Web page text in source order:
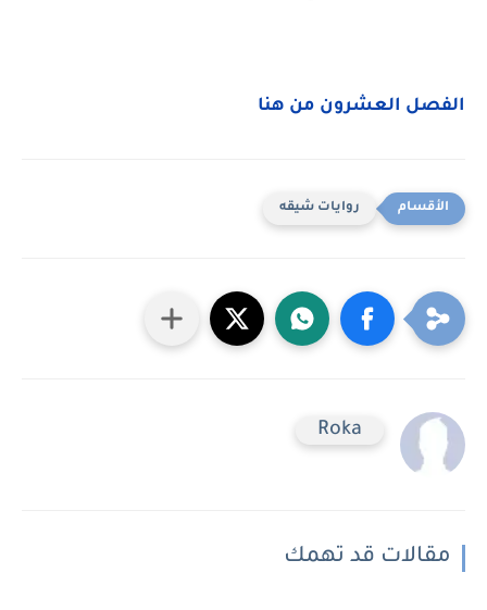
الفصل العشرون من هنا
روايات شيقه
Roka
مقالات قد تهمك